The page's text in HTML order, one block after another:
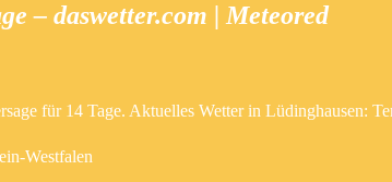
– daswetter.com | Meteored
für 14 Tage. Aktuelles Wetter in Lüdinghausen:
Westfalen